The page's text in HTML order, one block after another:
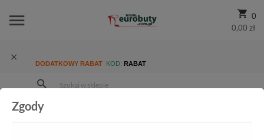
0
0,00 zł
DODATKOWY RABAT KOD: RABAT
Kolekcja damska
Sandały
Zgody